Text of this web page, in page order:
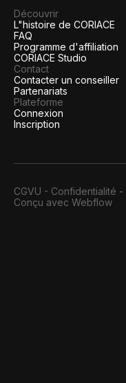
Découvrir
L"histoire de CORIACE
FAQ
Programme d'affiliation
CORIACE Studio
Contact
Contacter un conseiller
Partenariats
Plateforme
Connexion
Inscription
CGVU - Confidentialité -
Conçu avec Webflow